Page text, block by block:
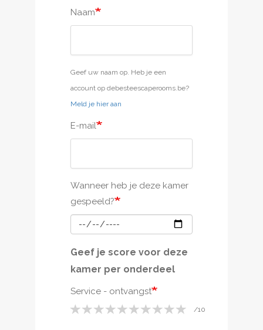
Naam
Geef uw naam op. Heb je een
account op debesteescaperooms.be?
Meld je hier aan
E-mail
Wanneer heb je deze kamer
gespeeld?
Geef je score voor deze
kamer per onderdeel
Service - ontvangst